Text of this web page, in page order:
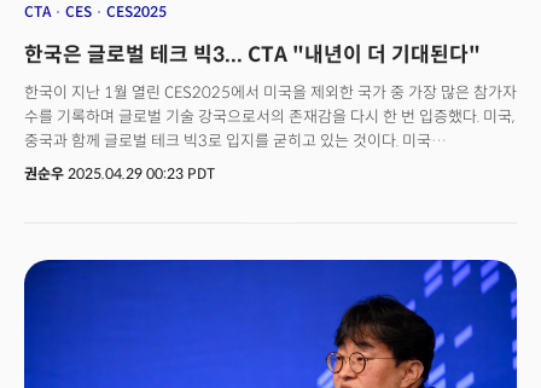
CTA CES CES2025
한국은 글로벌 테크 빅3... CTA "내년이 더 기대된다"
한국이 지난 1월 열린 CES2025에서 미국을 제외한 국가 중 가장 많은 참가자
수를 기록하며 글로벌 기술 강국으로서의 존재감을 다시 한 번 입증했다. 미국,
중국과 함께 글로벌 테크 빅3로 입지를 굳히고 있는 것이다. 미국
소비자기술협회(CTA)가 최근 발표한 'CES2025 참석자 감사 보고서
대륙별로는 중동과 아시아 지역 참가자가 3만 7497명으로 가장 많았고, 유럽
(1만 1470명), 미국을 제외한 북미(6392명) 순으로 나타났다. 한국은 전체
참가자 중 약 10%를 차지하게 됐다. 이 같은 한국의 활약에 대해 존 켈리 CTA
부사장 겸 CES 전시 총괄 디렉터도 높은 평가를 내놨다. 켈리 부사장은 CES
공식 미디어 파트너인 더밀크와의 인터뷰에서 "CES 2025에 참가한 한국
기업들은 유레카파크의 스타트업부터 삼성, LG, SK하이닉스, 롯데, 대동,
권순우 2025.04.29 00:23 PDT